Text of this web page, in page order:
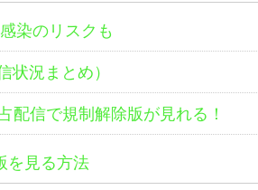
染のリスクも
況まとめ）
配信で規制解除版が見れる！
を見る方法